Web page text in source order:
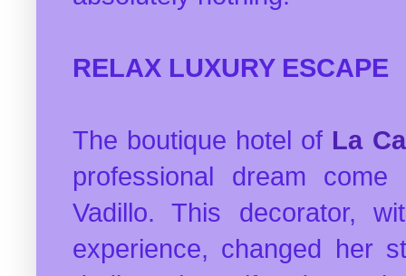
RELAX LUXURY ESCAPE
The boutique hotel of La
professional dream
Vadillo. This decorator,
experience, changed her